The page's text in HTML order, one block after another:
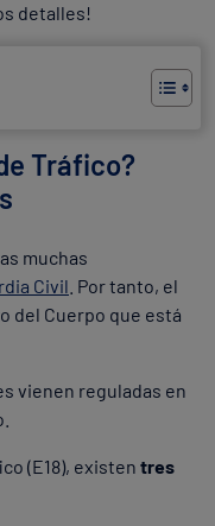
detalles!
Tráfico?
muchas
Civil . Por tanto, el
del Cuerpo que está
vienen reguladas en
(E18), existen tres